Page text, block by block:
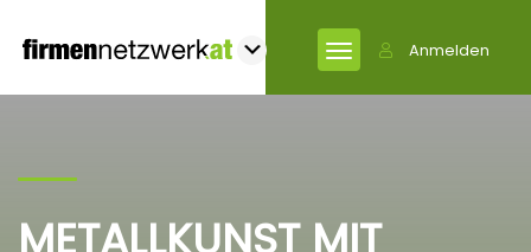
Anmelden
METALLKUNST MIT